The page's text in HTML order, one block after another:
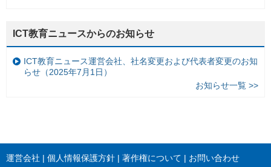
ICT教育ニュースからのお知らせ
ICT教育ニュース運営会社、社名変更および代表者変更のお知
らせ（2025年7月1日）
お知らせ一覧 >>
運営会社 個人情報保護方針 著作権について お問い合わせ